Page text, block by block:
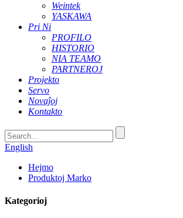
Weintek
YASKAWA
Pri Ni
PROFILO
HISTORIO
NIA TEAMO
PARTNEROJ
Projekto
Servo
Novaĵoj
Kontakto
English
Hejmo
Produktoj Marko
Kategorioj